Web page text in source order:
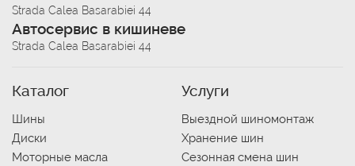
Strada Calea Basarabiei 44
Автосервис в кишиневе
Strada Calea Basarabiei 44
Каталог
Шины
Диски
Моторные масла
Услуги
Выездной шиномонтаж
Хранение шин
Сезонная смена шин